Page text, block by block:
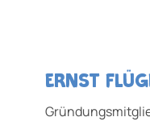
Ernst